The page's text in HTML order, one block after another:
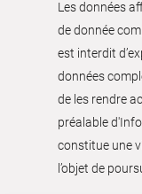
Les données
de donnée
est interdit
données
de les rendre
préalable
constitue une
l’objet de